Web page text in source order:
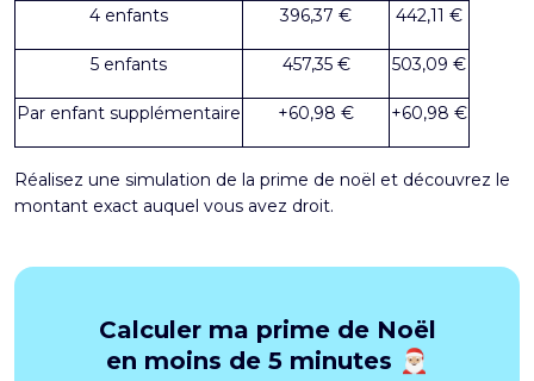
4 enfants 396,37 € 442,11 €
5 enfants 457,35 € 503,09 €
Par enfant supplémentaire +60,98 € +60,98 €
Réalisez une simulation de la prime de noël et découvrez le
montant exact auquel vous avez droit.
Calculer ma prime de Noël
en moins de 5 minutes 🎅🏼